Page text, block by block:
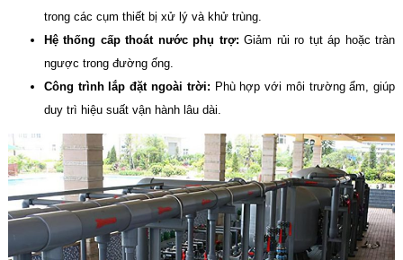
trong các cụm thiết bị xử lý và khử trùng.
Hệ thống cấp thoát nước phụ trợ: Giảm rủi ro tụt áp hoặc tràn
ngược trong đường ống.
Công trình lắp đặt ngoài trời: Phù hợp với môi trường ẩm, giúp
duy trì hiệu suất vận hành lâu dài.